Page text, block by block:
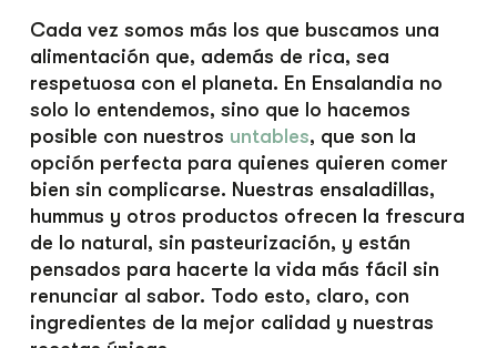
Cada vez somos más los que buscamos una
alimentación que, además de rica, sea
respetuosa con el planeta. En Ensalandia no
solo lo entendemos, sino que lo hacemos
posible con nuestros untables, que son la
opción perfecta para quienes quieren comer
bien sin complicarse. Nuestras ensaladillas,
hummus y otros productos ofrecen la frescura
de lo natural, sin pasteurización, y están
pensados para hacerte la vida más fácil sin
renunciar al sabor. Todo esto, claro, con
ingredientes de la mejor calidad y nuestras